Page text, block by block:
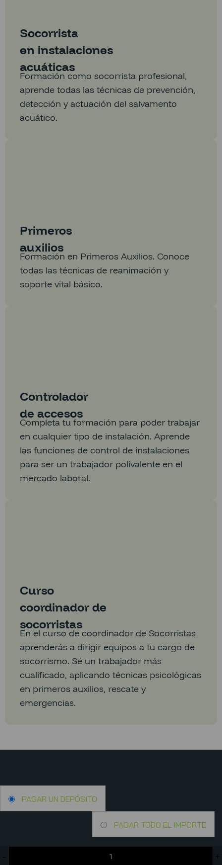
Socorrista
en instalaciones
acuáticas
Formación como socorrista profesional,
aprende todas las técnicas de prevención,
detección y actuación del salvamento
acuático.
Primeros
auxilios
Formación en Primeros Auxilios. Conoce
todas las técnicas de reanimación y
soporte vital básico.
Controlador
de accesos
Completa tu formación para poder trabajar
en cualquier tipo de instalación. Aprende
las funciones de control de instalaciones
para ser un trabajador polivalente en el
mercado laboral.
Curso
coordinador de
socorristas
En el curso de coordinador de Socorristas
aprenderás a dirigir equipos a tu cargo de
socorrismo. Sé un trabajador más
cualificado, aplicando técnicas psicológicas
en primeros auxilios, rescate y
emergencias.
PAGAR UN DEPÓSITO
PAGAR TODO EL IMPORTE
- +